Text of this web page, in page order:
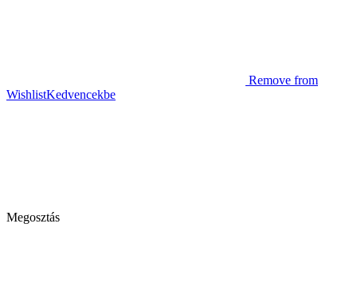
Remove from
WishlistKedvencekbe
Megosztás